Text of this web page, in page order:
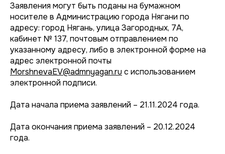
Заявления могут быть поданы на бумажном
носителе в Администрацию города Нягани по
адресу: город Нягань, улица Загородных, 7А,
кабинет № 137, почтовым отправлением по
указанному адресу, либо в электронной форме на
адрес электронной почты
MorshnevaEV@admnyagan.ru с использованием
электронной подписи.
Дата начала приема заявлений – 21.11.2024 года.
Дата окончания приема заявлений – 20.12.2024
года.